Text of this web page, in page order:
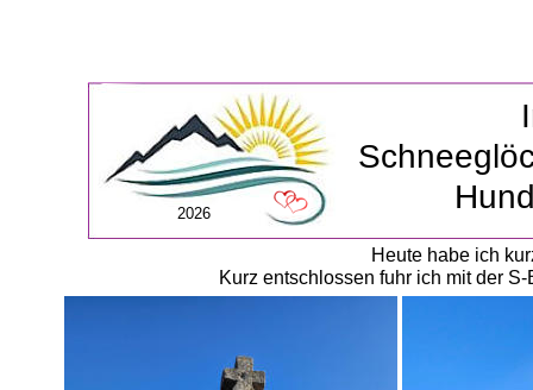
Heute habe ich
Kurz entschlossen fuhr ich mit der
2026